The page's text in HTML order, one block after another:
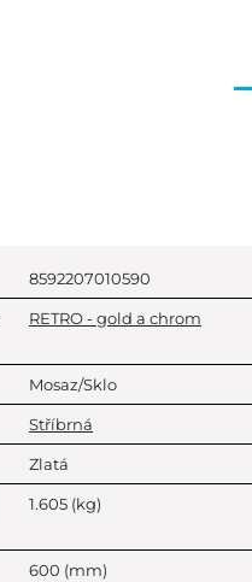
8592207010590
RETRO - gold a chrom
Mosaz/Sklo
Stříbrná
Zlatá
1.605 (kg)
600 (mm)